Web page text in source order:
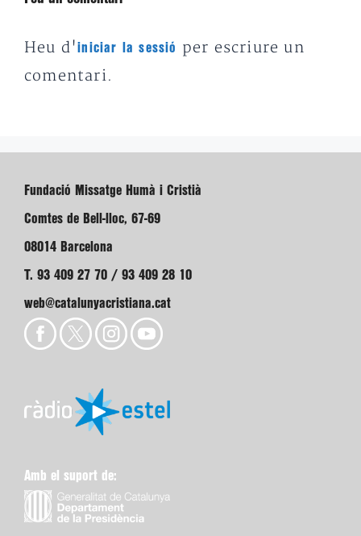
Heu d'iniciar la sessió
per escriure un
comentari.
Fundació Missatge Humà i Cristià
Comtes de Bell-lloc, 67-69
08014 Barcelona
T. 93 409 27 70 / 93 409 28 10
web@catalunyacristiana.cat
Amb el suport de: